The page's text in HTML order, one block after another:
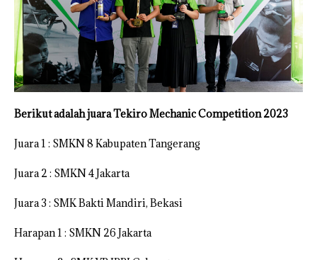
Berikut adalah juara Tekiro Mechanic Competition 2023
Juara 1 : SMKN 8 Kabupaten Tangerang
Juara 2 : SMKN 4 Jakarta
Juara 3 : SMK Bakti Mandiri, Bekasi
Harapan 1 : SMKN 26 Jakarta